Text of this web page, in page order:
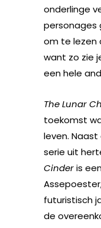
onderlinge
personages
om te lezen
want zo zie
een hele
The Lunar
toekomst
leven.
serie uit
Cinderis
futuristisch
de